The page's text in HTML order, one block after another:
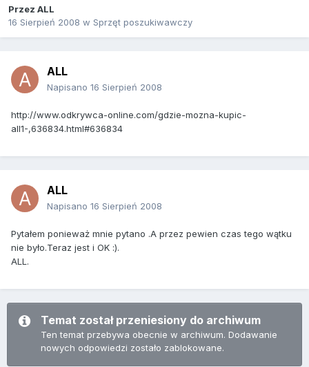
Przez ALL
16 Sierpień 2008 w Sprzęt poszukiwawczy
ALL
Napisano 16 Sierpień 2008
http://www.odkrywca-online.com/gdzie-mozna-kupic-
all1-,636834.html#636834
ALL
Napisano 16 Sierpień 2008
Pytałem ponieważ mnie pytano .A przez pewien czas tego wątku
nie było.Teraz jest i OK :).
ALL.
Temat został przeniesiony do archiwum
Ten temat przebywa obecnie w archiwum. Dodawanie
nowych odpowiedzi zostało zablokowane.